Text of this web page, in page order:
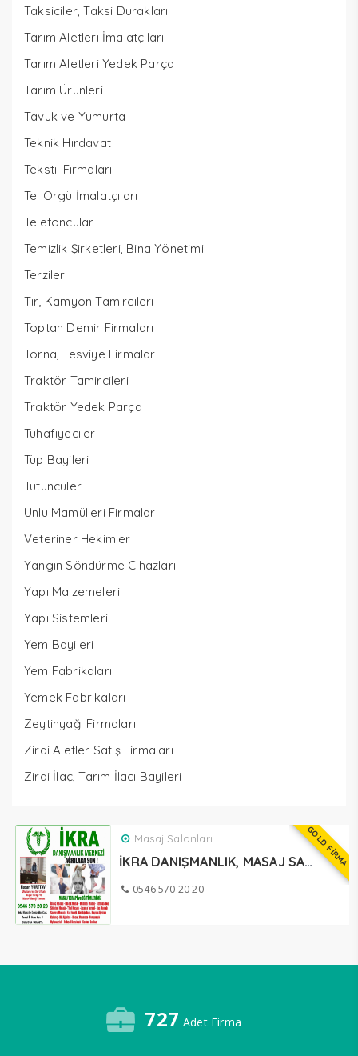
Taksiciler, Taksi Durakları
Tarım Aletleri İmalatçıları
Tarım Aletleri Yedek Parça
Tarım Ürünleri
Tavuk ve Yumurta
Teknik Hırdavat
Tekstil Firmaları
Tel Örgü İmalatçıları
Telefoncular
Temizlik Şirketleri, Bina Yönetimi
Terziler
Tır, Kamyon Tamircileri
Toptan Demir Firmaları
Torna, Tesviye Firmaları
Traktör Tamircileri
Traktör Yedek Parça
Tuhafiyeciler
Tüp Bayileri
Tütüncüler
Unlu Mamülleri Firmaları
Veteriner Hekimler
Yangın Söndürme Cihazları
Yapı Malzemeleri
Yapı Sistemleri
Yem Bayileri
Yem Fabrikaları
Yemek Fabrikaları
Zeytinyağı Firmaları
Zirai Aletler Satış Firmaları
Zirai İlaç, Tarım İlacı Bayileri
GOLD FİRMA
Masaj Salonları
İKRA DANIŞMANLIK, MASAJ SALONU SULUOVA
0546 570 20 20
727 Adet Firma